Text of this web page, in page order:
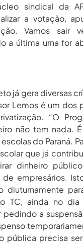
sindical da
a votação,
Vamos sair
a última urna for
já gera diversas
Lemos é um dos
“O
não tem nada.
do Paraná.
que já
dinheiro
empresários.
diuturnamente
TC, ainda no dia
a
pública precisa